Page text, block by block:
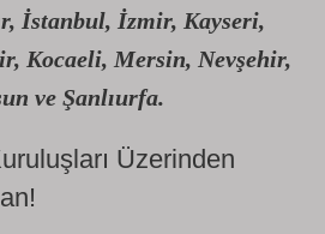
İstanbul, İzmir, Kayseri,
Kocaeli, Mersin, Nevşehir,
ve Şanlıurfa.
Üzerinden